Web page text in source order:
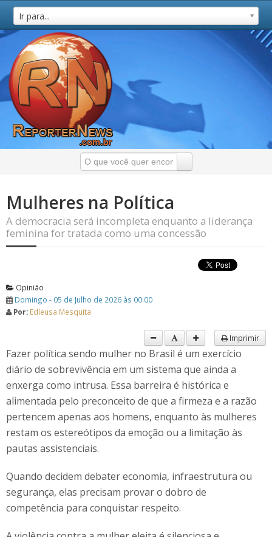
Ir para...
Mulheres na Política
A democracia será incompleta enquanto a liderança
feminina for tratada como uma concessão
Opinião
Domingo - 05 de Julho de 2026 às 00:00
Por: Edleusa Mesquita
Imprimir
Fazer política sendo mulher no Brasil é um exercício
diário de sobrevivência em um sistema que ainda a
enxerga como intrusa. Essa barreira é histórica e
alimentada pelo preconceito de que a firmeza e a razão
pertencem apenas aos homens, enquanto às mulheres
restam os estereótipos da emoção ou a limitação às
pautas assistenciais.
Quando decidem debater economia, infraestrutura ou
segurança, elas precisam provar o dobro de
competência para conquistar respeito.